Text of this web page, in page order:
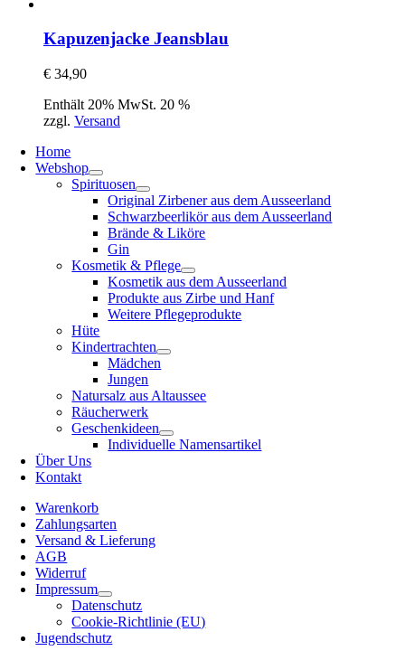
Kapuzenjacke Jeansblau
€ 34,90
Enthält 20% MwSt. 20 %
zzgl. Versand
Home
Webshop
Spirituosen
Original Zirbener aus dem Ausseerland
Schwarzbeerlikör aus dem Ausseerland
Brände & Liköre
Gin
Kosmetik & Pflege
Kosmetik aus dem Ausseerland
Produkte aus Zirbe und Hanf
Weitere Pflegeprodukte
Hüte
Kindertrachten
Mädchen
Jungen
Natursalz aus Altaussee
Räucherwerk
Geschenkideen
Individuelle Namensartikel
Über Uns
Kontakt
Warenkorb
Zahlungsarten
Versand & Lieferung
AGB
Widerruf
Impressum
Datenschutz
Cookie-Richtlinie (EU)
Jugendschutz